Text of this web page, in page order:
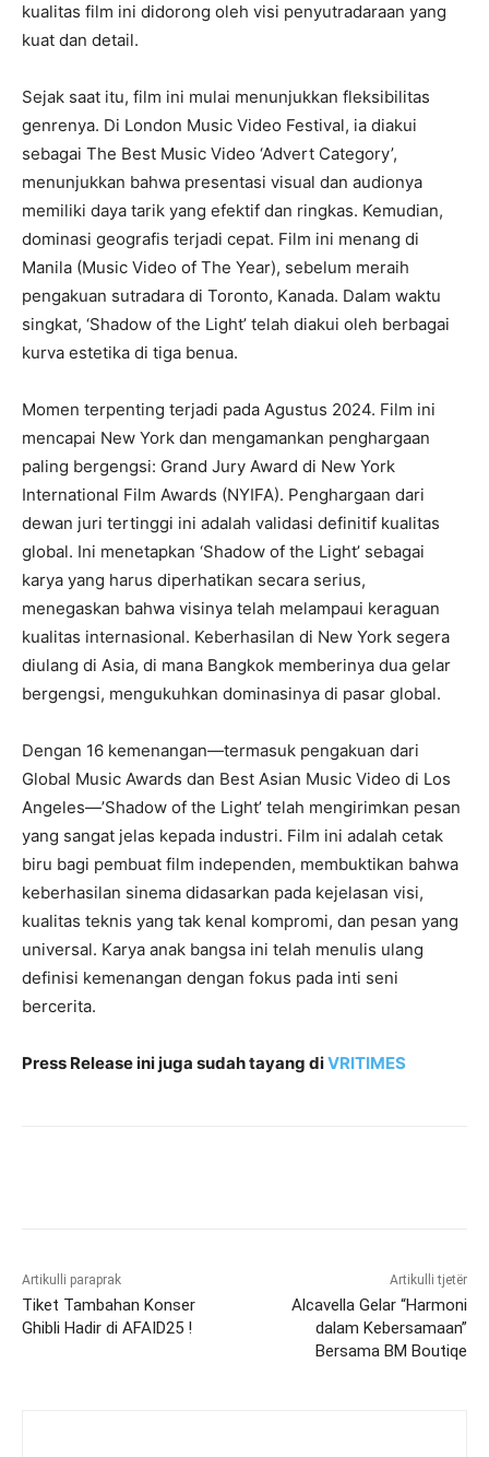
kualitas film ini didorong oleh visi penyutradaraan yang
kuat dan detail.
Sejak saat itu, film ini mulai menunjukkan fleksibilitas
genrenya. Di London Music Video Festival, ia diakui
sebagai The Best Music Video ‘Advert Category’,
menunjukkan bahwa presentasi visual dan audionya
memiliki daya tarik yang efektif dan ringkas. Kemudian,
dominasi geografis terjadi cepat. Film ini menang di
Manila (Music Video of The Year), sebelum meraih
pengakuan sutradara di Toronto, Kanada. Dalam waktu
singkat, ‘Shadow of the Light’ telah diakui oleh berbagai
kurva estetika di tiga benua.
Momen terpenting terjadi pada Agustus 2024. Film ini
mencapai New York dan mengamankan penghargaan
paling bergengsi: Grand Jury Award di New York
International Film Awards (NYIFA). Penghargaan dari
dewan juri tertinggi ini adalah validasi definitif kualitas
global. Ini menetapkan ‘Shadow of the Light’ sebagai
karya yang harus diperhatikan secara serius,
menegaskan bahwa visinya telah melampaui keraguan
kualitas internasional. Keberhasilan di New York segera
diulang di Asia, di mana Bangkok memberinya dua gelar
bergengsi, mengukuhkan dominasinya di pasar global.
Dengan 16 kemenangan—termasuk pengakuan dari
Global Music Awards dan Best Asian Music Video di Los
Angeles—’Shadow of the Light’ telah mengirimkan pesan
yang sangat jelas kepada industri. Film ini adalah cetak
biru bagi pembuat film independen, membuktikan bahwa
keberhasilan sinema didasarkan pada kejelasan visi,
kualitas teknis yang tak kenal kompromi, dan pesan yang
universal. Karya anak bangsa ini telah menulis ulang
definisi kemenangan dengan fokus pada inti seni
bercerita.
Press Release ini juga sudah tayang diVRITIMES
Artikulli paraprak
Tiket Tambahan Konser
Ghibli Hadir di AFAID25 !
Artikulli tjetër
Alcavella Gelar “Harmoni
dalam Kebersamaan”
Bersama BM Boutiqe